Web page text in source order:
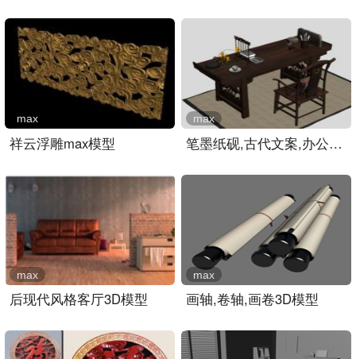
祥云浮雕max模型
max
笔墨纸砚,古代文案,办公桌..
max
后现代风格客厅3D模型
max
画轴,卷轴,画卷3D模型
max